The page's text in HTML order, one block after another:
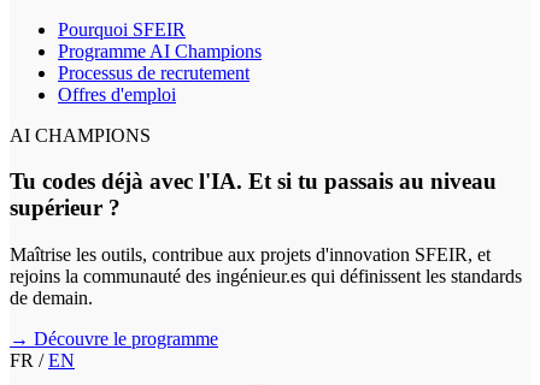
Pourquoi SFEIR
Programme AI Champions
Processus de recrutement
Offres d'emploi
AI CHAMPIONS
Tu codes déjà avec l'IA. Et si tu passais au niveau
supérieur ?
Maîtrise les outils, contribue aux projets d'innovation SFEIR, et
rejoins la communauté des ingénieur.es qui définissent les standards
de demain.
→ Découvre le programme
FR / EN